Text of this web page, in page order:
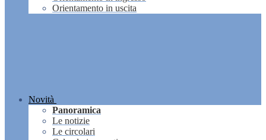
Orientamento in uscita
Novità
Panoramica
Le notizie
Le circolari